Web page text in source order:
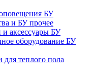
БУ
и БУ прочее
и аксессуары БУ
оборудование БУ
теплого пола